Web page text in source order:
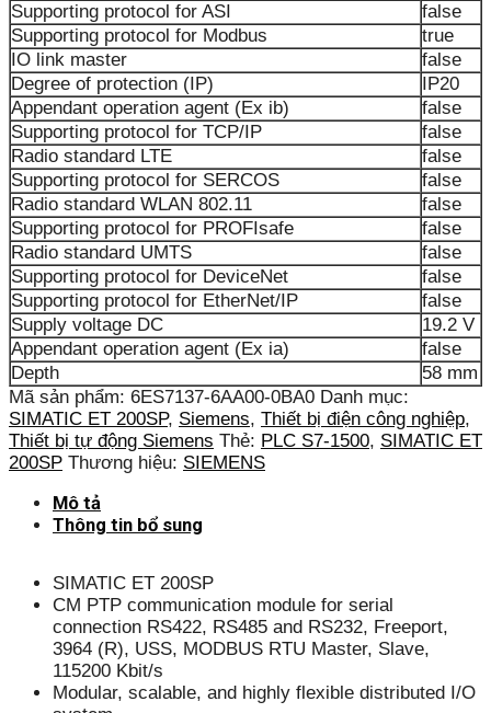
Supporting protocol for ASI
false
Supporting protocol for Modbus
true
IO link master
false
Degree of protection (IP)
IP20
Appendant operation agent (Ex ib)
false
Supporting protocol for TCP/IP
false
Radio standard LTE
false
Supporting protocol for SERCOS
false
Radio standard WLAN 802.11
false
Supporting protocol for PROFIsafe
false
Radio standard UMTS
false
Supporting protocol for DeviceNet
false
Supporting protocol for EtherNet/IP
false
Supply voltage DC
19.2 V
Appendant operation agent (Ex ia)
false
Depth
58 mm
Mã sản phẩm: 6ES7137-6AA00-0BA0 Danh mục:
SIMATIC ET 200SP, Siemens, Thiết bị điện công nghiệp,
Thiết bị tự động Siemens Thẻ: PLC S7-1500, SIMATIC ET
200SP Thương hiệu: SIEMENS
Mô tả
Thông tin bổ sung
SIMATIC ET 200SP
CM PTP communication module for serial
connection RS422, RS485 and RS232, Freeport,
3964 (R), USS, MODBUS RTU Master, Slave,
115200 Kbit/s
Modular, scalable, and highly flexible distributed I/O